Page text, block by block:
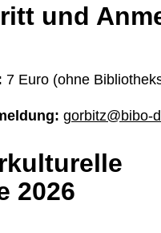
und
7 Euro (ohne
gorbitz@bibo-
2026